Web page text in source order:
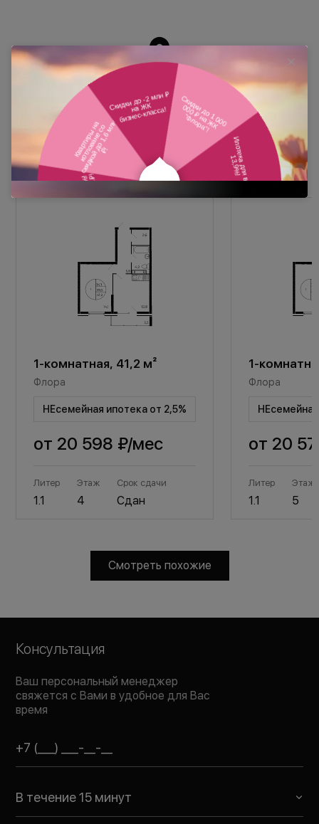
Похожие планировки
1-комнатная, 41,2 м²
Флора
НЕсемейная ипотека от 2,5%
от 20 598 ₽/мес
Литер
1.1
Этаж
4
Срок сдачи
Сдан
1-
Флора
от 20
Литер
1.1
Этаж
5
Смотреть похожие
Консультация
Ваш персональный менеджер
свяжется с Вами в удобное для Вас
время
В течение 15 минут